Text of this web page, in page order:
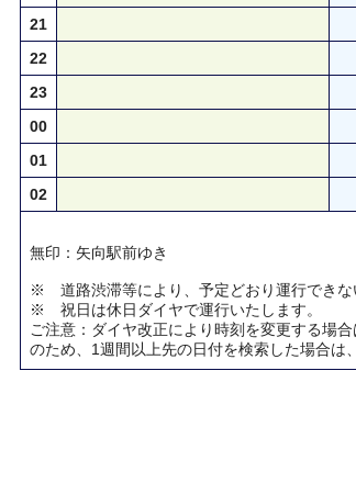
21
22
23
00
01
02
無印：矢向駅前ゆき
※ 道路渋滞等により、予定どおり運行できな
※ 祝日は休日ダイヤで運行いたします。
ご注意：ダイヤ改正により時刻を変更する場
のため、1週間以上先の日付を検索した場合は